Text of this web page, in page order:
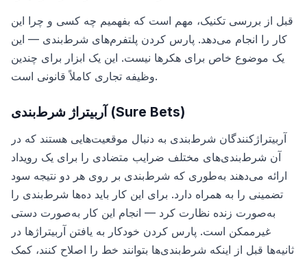
قبل از بررسی تکنیک، مهم است که بفهمیم چه کسی و چرا این
کار را انجام می‌دهد. پارس کردن پلتفرم‌های شرط‌بندی — این
یک موضوع خاص برای هکرها نیست. این یک ابزار برای چندین
وظیفه تجاری کاملاً قانونی است.
آربیتراژ شرط‌بندی (Sure Bets)
آربیتراژکنندگان شرط‌بندی به دنبال موقعیت‌هایی هستند که در
آن شرط‌بندی‌های مختلف ضرایب متضادی را برای یک رویداد
ارائه می‌دهند به‌طوری که شرط‌بندی بر روی هر دو نتیجه سود
تضمینی را به همراه دارد. برای این کار باید ده‌ها شرط‌بندی را
به‌صورت زنده نظارت کرد — انجام این کار به‌صورت دستی
غیرممکن است. پارس کردن خودکار به یافتن آربیتراژها در
ثانیه‌ها قبل از اینکه شرط‌بندی‌ها بتوانند خط را اصلاح کنند، کمک